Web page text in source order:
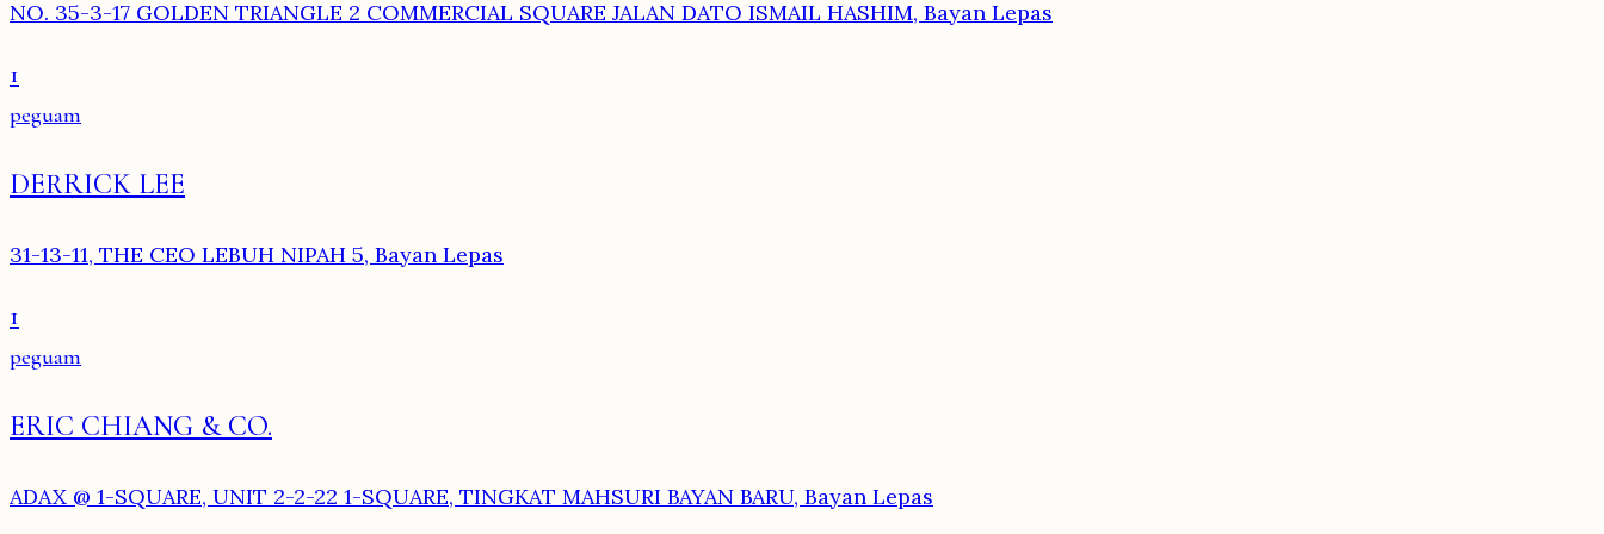
NO. 35-3-17 GOLDEN TRIANGLE 2 COMMERCIAL SQUARE JALAN DATO ISMAIL HASHIM, Bayan Lepas
1
peguam
DERRICK LEE
31-13-11, THE CEO LEBUH NIPAH 5, Bayan Lepas
1
peguam
ERIC CHIANG & CO.
ADAX @ 1-SQUARE, UNIT 2-2-22 1-SQUARE, TINGKAT MAHSURI BAYAN BARU, Bayan Lepas